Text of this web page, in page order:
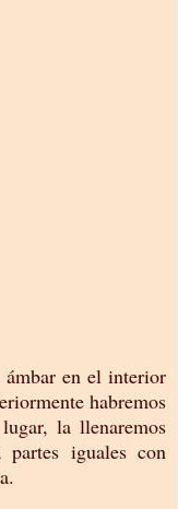
ámbar en el interior
habremos
la llenaremos
iguales con